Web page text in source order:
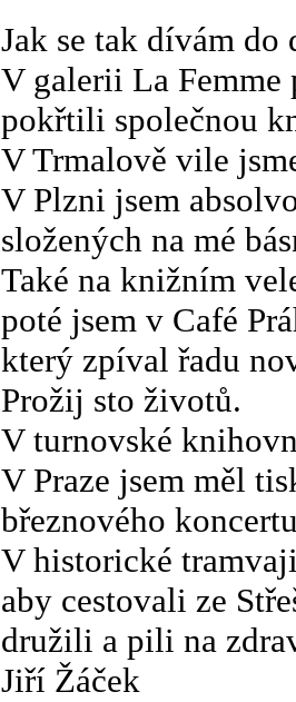
Jak se tak dívám
V galerii La Femme
pokřtili společnou
V Trmalově vile
V Plzni jsem
složených na mé
Také na knižním
poté jsem v Café
který zpíval řadu
Prožij sto životů.
V turnovské
V Praze jsem měl
březnového
V historické
aby cestovali ze
družili a pili na
Jiří Žáček